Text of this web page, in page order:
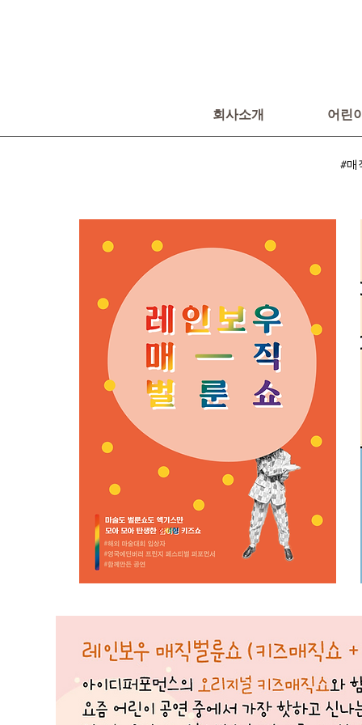
회사소개 어린
#매